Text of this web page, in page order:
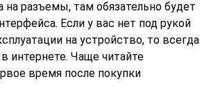
на разъемы, там обязательно будет
Если у вас нет под рукой
на устройство, то всегда
интернете. Чаще читайте
время после покупки